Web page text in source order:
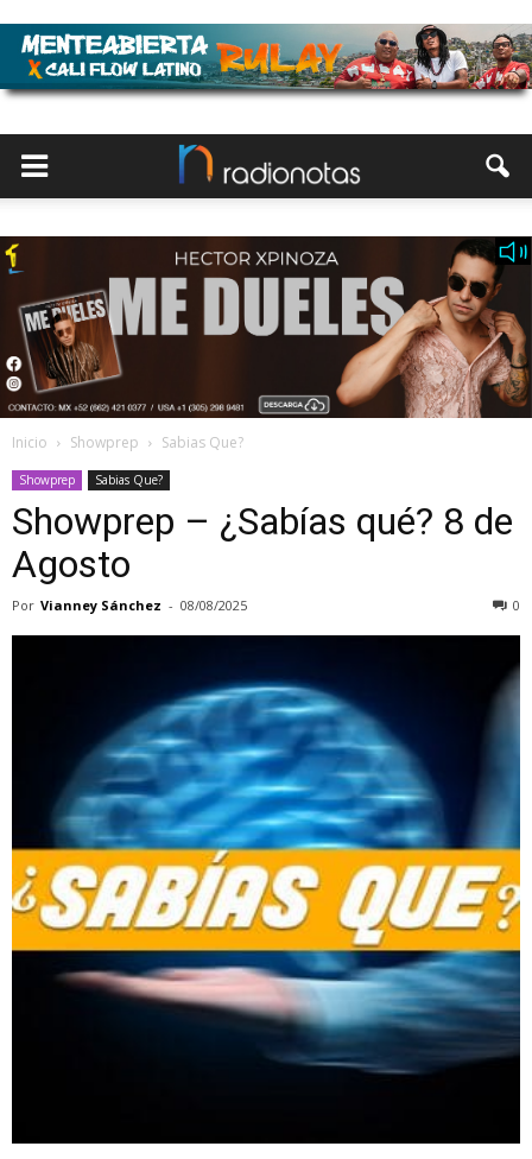
Inicio Showprep Sabias Que?
Showprep Sabias Que?
Showprep – ¿Sabías qué? 8 de
Agosto
Por Vianney Sánchez - 08/08/2025 0